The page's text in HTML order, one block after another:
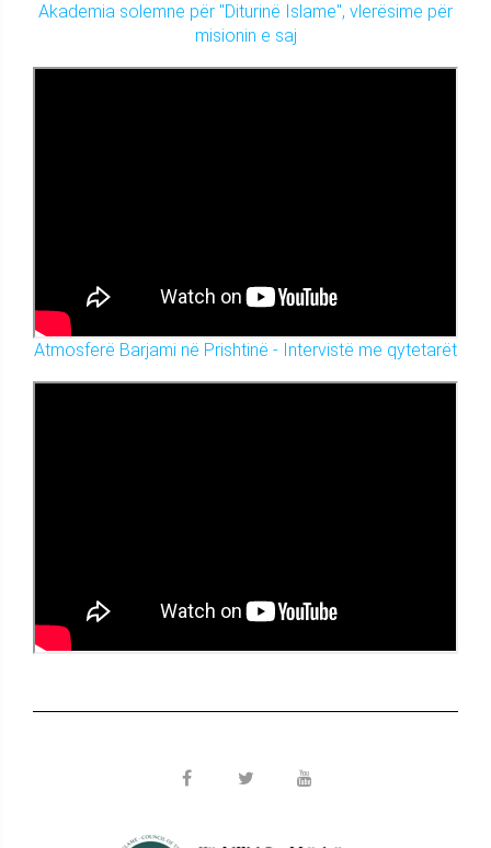
Akademia solemne për "Diturinë Islame", vlerësime për
misionin e saj
Atmosferë Barjami në Prishtinë - Intervistë me qytetarët